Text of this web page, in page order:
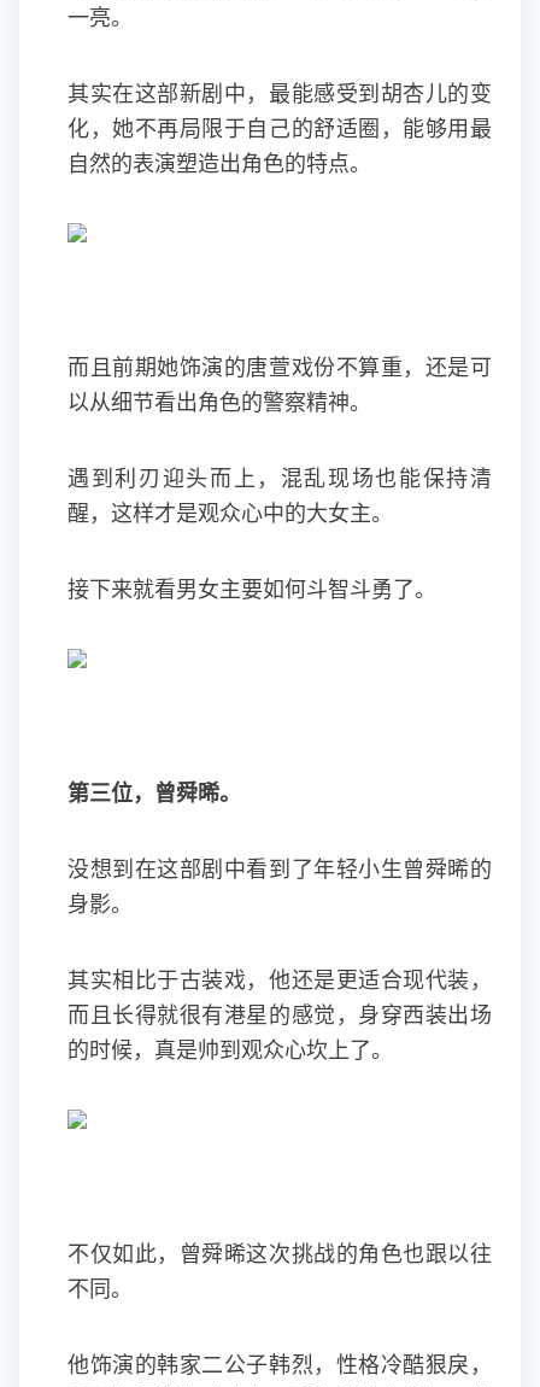
一亮。
其实在这部新剧中，最能感受到胡杏儿的变
化，她不再局限于自己的舒适圈，能够用最
自然的表演塑造出角色的特点。
而且前期她饰演的唐萱戏份不算重，还是可
以从细节看出角色的警察精神。
遇到利刃迎头而上，混乱现场也能保持清
醒，这样才是观众心中的大女主。
接下来就看男女主要如何斗智斗勇了。
第三位，曾舜晞。
没想到在这部剧中看到了年轻小生曾舜晞的
身影。
其实相比于古装戏，他还是更适合现代装，
而且长得就很有港星的感觉，身穿西装出场
的时候，真是帅到观众心坎上了。
不仅如此，曾舜晞这次挑战的角色也跟以往
不同。
他饰演的韩家二公子韩烈，性格冷酷狠戾，